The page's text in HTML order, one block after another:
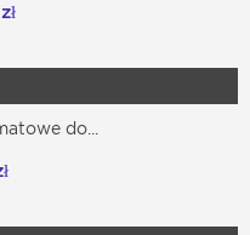
do...